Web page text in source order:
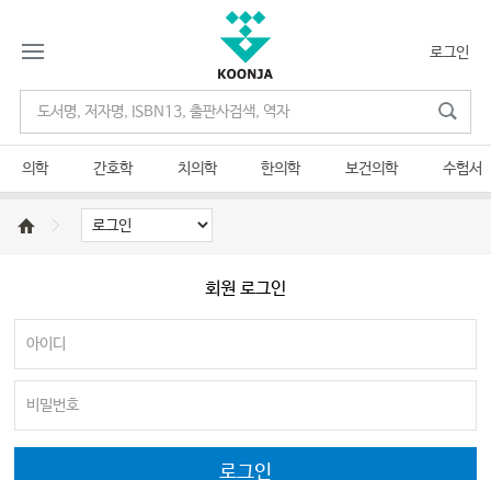
로그인
의학 간호학 치의학 한의학 보건의학 수험서
회원 로그인